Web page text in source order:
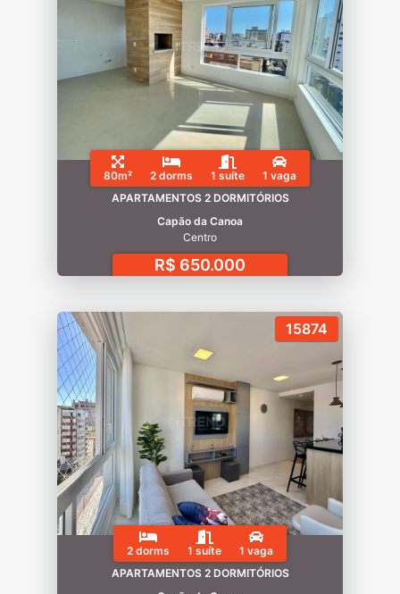
80m² 2 dorms 1 suíte
1 vaga
APARTAMENTOS 2 DORMITÓRIOS
Capão da Canoa
Centro
R$ 650.000
15874
2 dorms 1 suíte
1 vaga
APARTAMENTOS 2 DORMITÓRIOS